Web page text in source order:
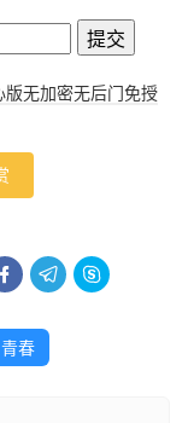
版无加密无后门免授
  
青春